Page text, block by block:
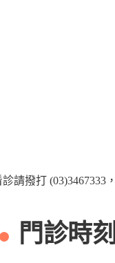
請撥打 (03)3467333
門診時